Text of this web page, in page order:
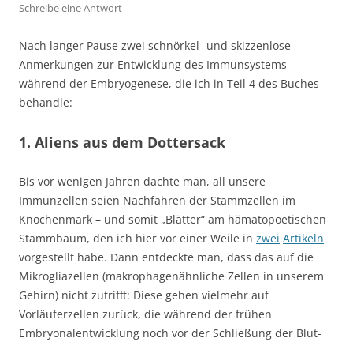
Schreibe eine Antwort
Nach langer Pause zwei schnörkel- und skizzenlose
Anmerkungen zur Entwicklung des Immunsystems
während der Embryogenese, die ich in Teil 4 des Buches
behandle:
1. Aliens aus dem Dottersack
Bis vor wenigen Jahren dachte man, all unsere
Immunzellen seien Nachfahren der Stammzellen im
Knochenmark – und somit „Blätter“ am hämatopoetischen
Stammbaum, den ich hier vor einer Weile in zwei Artikeln
vorgestellt habe. Dann entdeckte man, dass das auf die
Mikrogliazellen (makrophagenähnliche Zellen in unserem
Gehirn) nicht zutrifft: Diese gehen vielmehr auf
Vorläuferzellen zurück, die während der frühen
Embryonalentwicklung noch vor der Schließung der Blut-